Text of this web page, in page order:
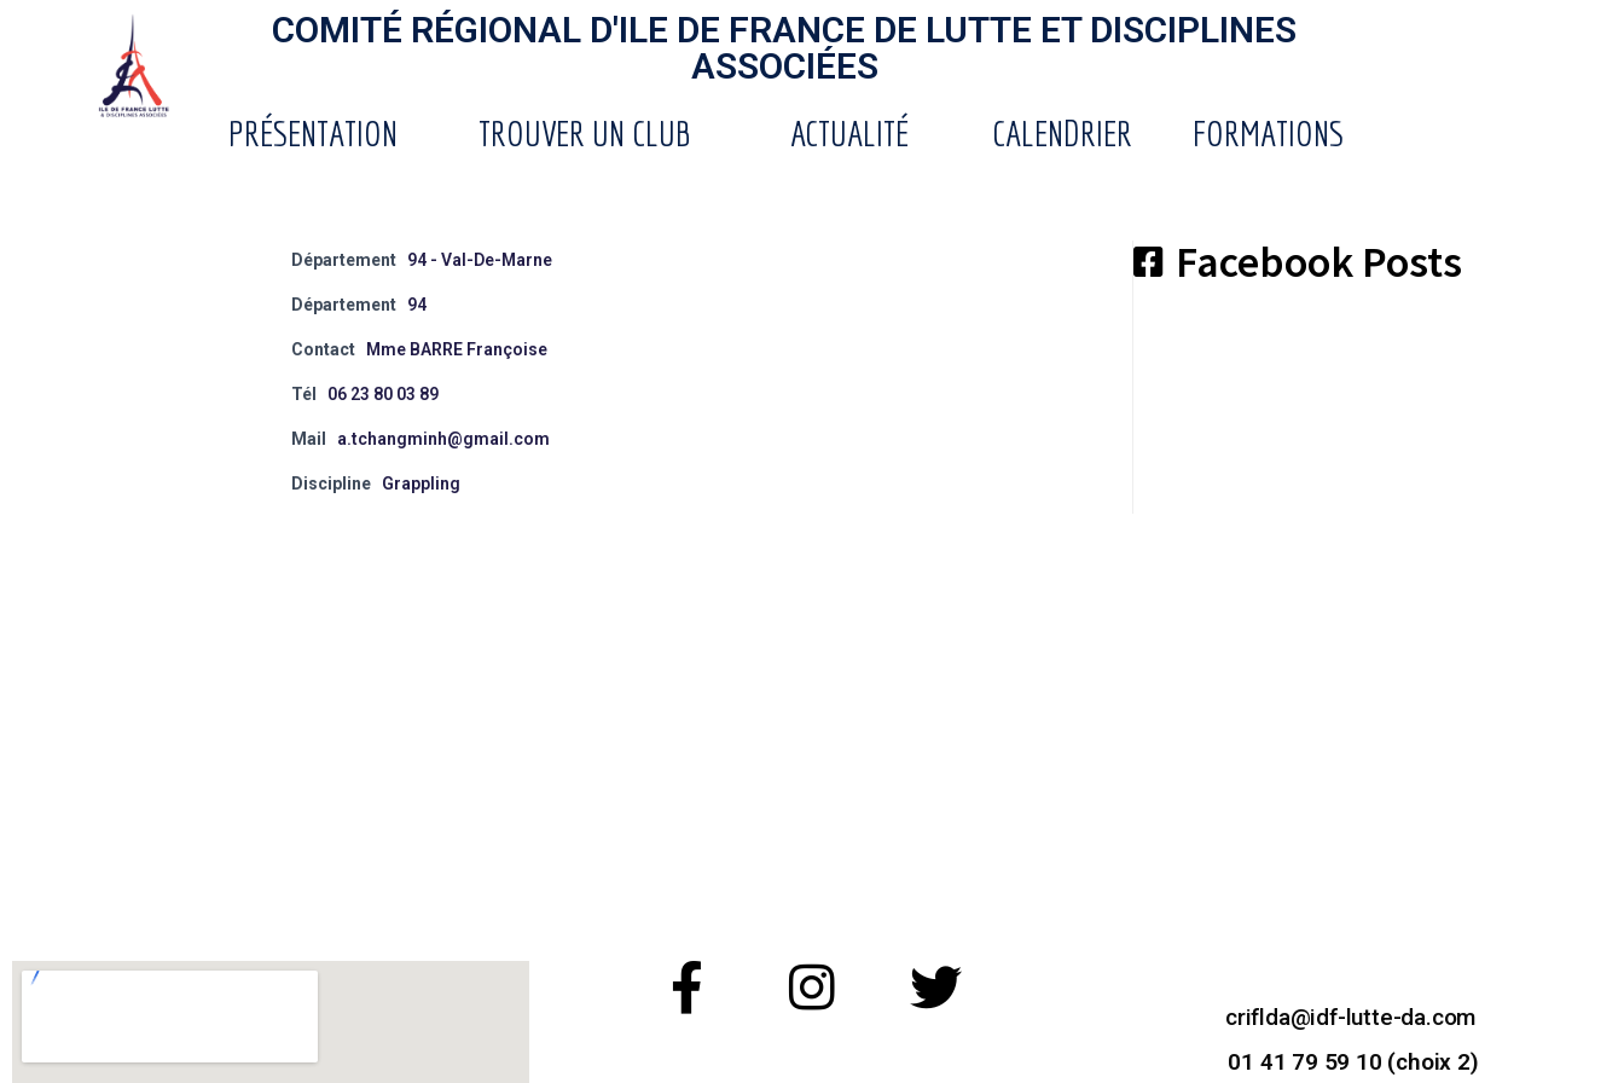
COMITÉ RÉGIONAL D'ILE DE FRANCE DE LUTTE ET DISCIPLINES
ASSOCIÉES
PRÉSENTATION TROUVER UN CLUB ACTUALITÉ CALENDRIER FORMATIONS
Département 94 - Val-De-Marne
Département 94
Contact Mme BARRE Françoise
Tél 06 23 80 03 89
Mail a.tchangminh@gmail.com
Discipline Grappling
Facebook Posts
criflda@idf-lutte-da.com
01 41 79 59 10 (choix 2)